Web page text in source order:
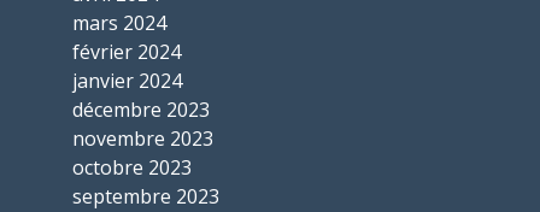
mars 2024
février 2024
janvier 2024
décembre 2023
novembre 2023
octobre 2023
septembre 2023